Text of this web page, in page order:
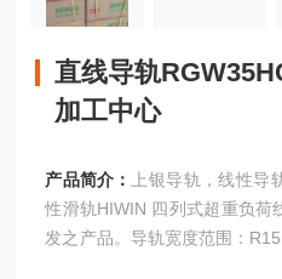
直线导轨
加工中心
产品简介：
上银导轨，线性导
性滑轨HIWIN 四列式超重负荷
发之产品。导轨宽度范围：